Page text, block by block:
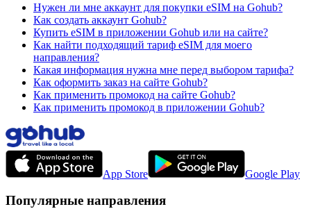
Нужен ли мне аккаунт для покупки eSIM на Gohub?
Как создать аккаунт Gohub?
Купить eSIM в приложении Gohub или на сайте?
Как найти подходящий тариф eSIM для моего
направления?
Какая информация нужна мне перед выбором тарифа?
Как оформить заказ на сайте Gohub?
Как применить промокод на сайте Gohub?
Как применить промокод в приложении Gohub?
App Store Google Play
Популярные направления